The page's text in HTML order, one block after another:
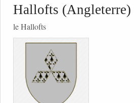
Hallofts (Angleterre)
le Hallofts